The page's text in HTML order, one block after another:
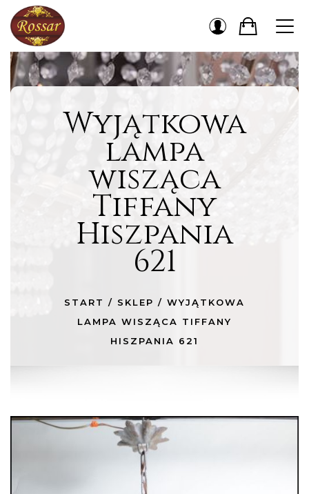
Wyjątkowa
lampa
wisząca
Tiffany
Hiszpania
621
START / SKLEP / WYJĄTKOWA
LAMPA WISZĄCA TIFFANY
HISZPANIA 621